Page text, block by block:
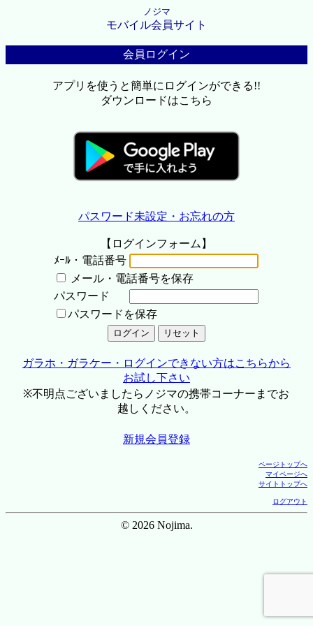
ノジマ
モバイル会員サイト
会員ログイン
アプリを使うと簡単にログインができる!!
ダウンロードはこちら
パスワード未設定・お忘れの方
【ログインフォーム】
ﾒｰﾙ・電話番号
メール・電話番号を保存
パスワード
パスワードを保存
ガラホ・ガラケー・ログインできない方はこちらから
お試し下さい
※不明点ございましたらノジマの携帯コーナーまでお
越しください。
新規会員登録
ページトップへ
マイページへ
サイトトップへ
ログアウト
© 2026 Nojima.